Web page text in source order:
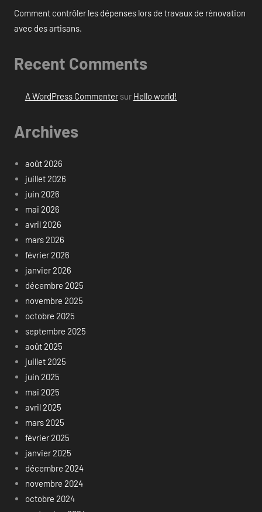
Comment contrôler les dépenses lors de travaux de rénovation
avec des artisans.
Recent Comments
A WordPress Commentersur Hello world!
Archives
août 2026
juillet 2026
juin 2026
mai 2026
avril 2026
mars 2026
février 2026
janvier 2026
décembre 2025
novembre 2025
octobre 2025
septembre 2025
août 2025
juillet 2025
juin 2025
mai 2025
avril 2025
mars 2025
février 2025
janvier 2025
décembre 2024
novembre 2024
octobre 2024